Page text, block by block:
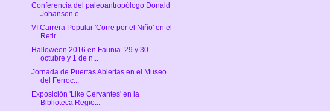
Conferencia del paleoantropólogo Donald
Johanson e...
VI Carrera Popular 'Corre por el Niño' en el
Retir...
Halloween 2016 en Faunia. 29 y 30
octubre y 1 de n...
Jornada de Puertas Abiertas en el Museo
del Ferroc...
Exposición 'Like Cervantes' en la
Biblioteca Regio...